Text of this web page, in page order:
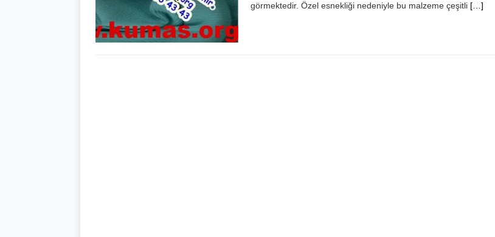
görmektedir. Özel esnekliği nedeniyle bu malzeme çeşitli […]